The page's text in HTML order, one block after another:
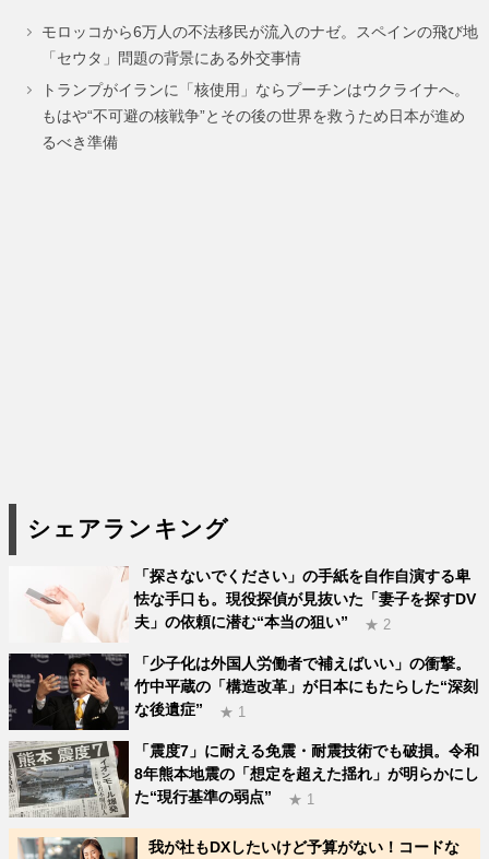
ー
ジ
ー
ジ
ー
ジ
モロッコから6万人の不法移民が流入のナゼ。スペインの飛び地
「セウタ」問題の背景にある外交事情
トランプがイランに「核使用」ならプーチンはウクライナへ。
もはや“不可避の核戦争”とその後の世界を救うため日本が進め
るべき準備
シェアランキング
「探さないでください」の手紙を自作自演する卑
怯な手口も。現役探偵が見抜いた「妻子を探すDV
夫」の依頼に潜む“本当の狙い”
★ 2
「少子化は外国人労働者で補えばいい」の衝撃。
竹中平蔵の「構造改革」が日本にもたらした“深刻
な後遺症”
★ 1
「震度7」に耐える免震・耐震技術でも破損。令和
8年熊本地震の「想定を超えた揺れ」が明らかにし
た“現行基準の弱点”
★ 1
我が社もDXしたいけど予算がない！コードな